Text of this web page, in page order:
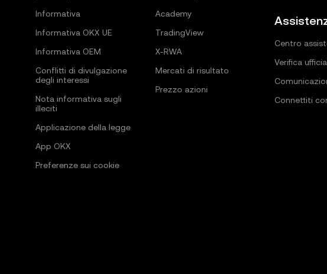
Informativa
Informativa OKX UE
Informativa OEM
Conflitti di divulgazione
degli interessi
Nota informativa sugli
illeciti
Applicazione della legge
App OKX
Preferenze sui cookie
Academy
TradingView
X-RWA
Mercati di risultato
Prezzo azioni
Centro
Verifica
Connettiti